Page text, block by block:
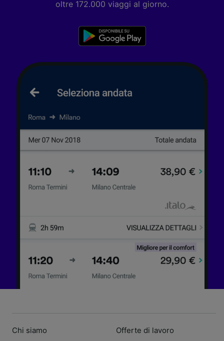
oltre 172.000 viaggi al giorno.
Chi siamo Offerte di lavoro